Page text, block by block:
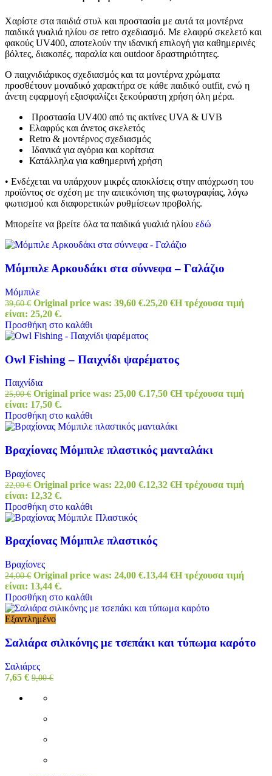
Χαρίστε στα παιδιά στυλ και προστασία με αυτά τα μοντέρνα
παιδικά γυαλιά ηλίου σε retro σχεδιασμό. Με ελαφρύ σκελετό και
φακούς UV400, αποτελούν την ιδανική επιλογή για καθημερινές
βόλτες, διακοπές, παραλία και outdoor δραστηριότητες.
Ο παιχνιδιάρικος σχεδιασμός και τα μοντέρνα χρώματα
προσθέτουν μοναδικό χαρακτήρα σε κάθε παιδικό outfit, ενώ η
άνετη εφαρμογή εξασφαλίζει ξεκούραστη χρήση όλη μέρα.
Προστασία UV400 από τις ακτίνες UVA & UVB
Ελαφρύς και άνετος σκελετός
Retro & μοντέρνος σχεδιασμός
Ιδανικά για αγόρια και κορίτσια
Κατάλληλα για καθημερινή χρήση
• Ενδέχεται να υπάρχουν μικρές αποκλίσεις στην απόχρωση του
προϊόντος σε σχέση με την απεικόνιση της φωτογραφίας, λόγω
φωτισμού και διαφορετικών ρυθμίσεων προβολής.
Μπορείτε να βρείτε όλα τα παιδικά γυαλιά ηλίου εδώ
Μόμπιλε Αρκουδάκι στα σύννεφα – Γαλάζιο
Μόμπιλε
39,60€ Original price was: 39,60 €.25,20 €Η τρέχουσα τιμή
είναι: 25,20 €.
Προσθήκη στο καλάθι
Owl Fishing – Παιχνίδι ψαρέματος
Παιχνίδια
25,00€ Original price was: 25,00 €.17,50 €Η τρέχουσα τιμή
είναι: 17,50 €.
Προσθήκη στο καλάθι
Βραχίονας Μόμπιλε πλαστικός μανταλάκι
Βραχίονες
22,00€ Original price was: 22,00 €.12,32 €Η τρέχουσα τιμή
είναι: 12,32 €.
Προσθήκη στο καλάθι
Βραχίονας Μόμπιλε πλαστικός
Βραχίονες
24,00€ Original price was: 24,00 €.13,44 €Η τρέχουσα τιμή
είναι: 13,44 €.
Προσθήκη στο καλάθι
Εξαντλημένο
Σαλιάρα σιλικόνης με τσεπάκι και τύπωμα καρότο
Σαλιάρες
7,65 € 9,00€